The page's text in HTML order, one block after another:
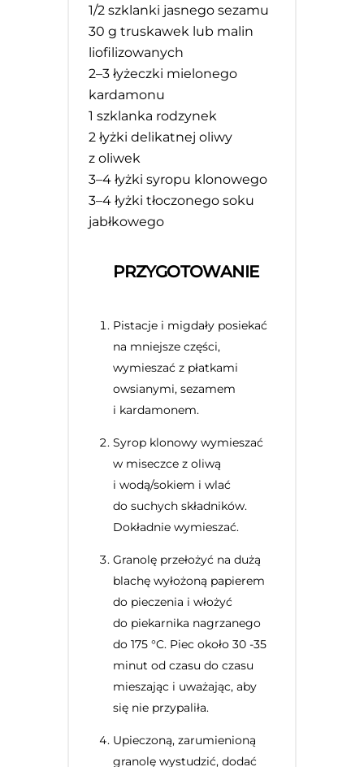
1/2 szklanki jasnego sezamu
30 g truskawek lub malin
liofilizowanych
2–3 łyżeczki mielonego
kardamonu
1 szklanka rodzynek
2 łyżki delikatnej oliwy
z oliwek
3–4 łyżki syropu klonowego
3–4 łyżki tłoczonego soku
jabłkowego
PRZYGOTOWANIE
Pistacje i migdały posiekać
na mniejsze części,
wymieszać z płatkami
owsianymi, sezamem
i kardamonem.
Syrop klonowy wymieszać
w miseczce z oliwą
i wodą/sokiem i wlać
do suchych składników.
Dokładnie wymieszać.
Granolę przełożyć na dużą
blachę wyłożoną papierem
do pieczenia i włożyć
do piekarnika nagrzanego
do 175 °C. Piec około 30 -35
minut od czasu do czasu
mieszając i uważając, aby
się nie przypaliła.
Upieczoną, zarumienioną
granolę wystudzić, dodać